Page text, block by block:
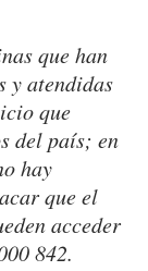
que han
y atendidas
que
del país; en
hay
que el
acceder
842.